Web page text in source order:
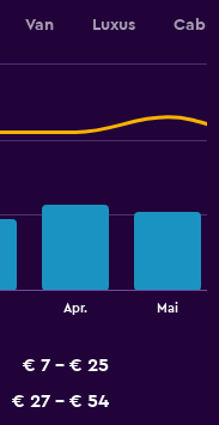
Van Luxus
Apr. Mai
€ 7 - € 25
€ 27 - € 54